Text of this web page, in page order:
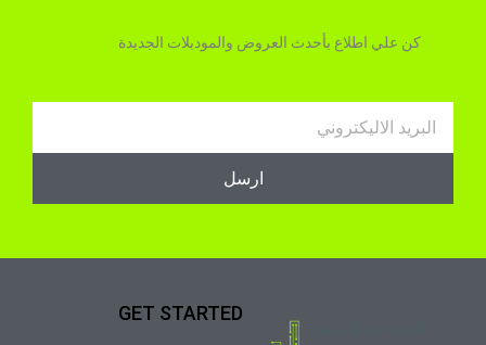
كن علي اطلاع بأحدث العروض والمودبلات الجديدة
ارسل
GET STARTED